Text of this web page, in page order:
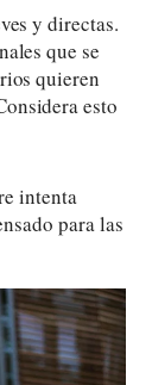
y directas.
que se
quieren
esto
intenta
para las